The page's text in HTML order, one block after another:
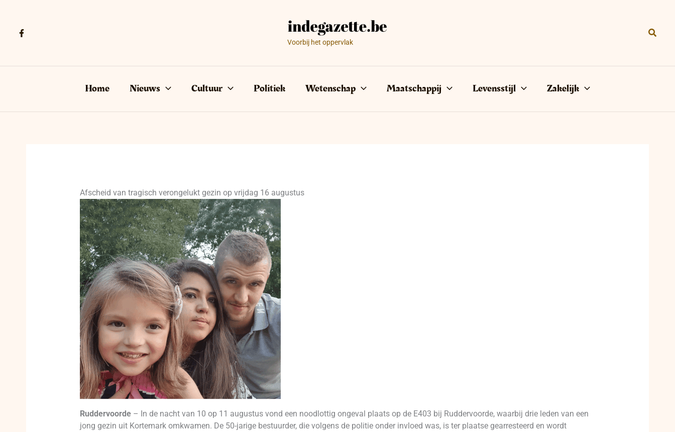
Voorbij het oppervlak
Home Nieuws Cultuur Politiek Wetenschap Maatschappij Levensstijl Zakelijk
Afscheid van tragisch verongelukt gezin op vrijdag 16 augustus
Ruddervoorde– In de nacht van 10 op 11 augustus vond een noodlottig ongeval plaats op de E403 bij Ruddervoorde, waarbij drie leden van een
jong gezin uit Kortemark omkwamen. De 50-jarige bestuurder, die volgens de politie onder invloed was, is ter plaatse gearresteerd en wordt